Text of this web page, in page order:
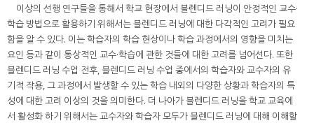
이상의 선행 연구들을 통해서 학교 현장에서 블렌디드 러닝이 안정적인 교수·
학습 방법으로 활용하기 위해서는 블렌디드 러닝에 대한 다각적인 고려가 필요
함을 알 수 있다. 이는 학습자의 학습 현상이나 학습 과정에서의 영향을 미치는
요인 등과 같이 통상적인 교수·학습에 관한 것들에 대한 고려를 넘어선다. 또한
블렌디드 러닝 수업 전후, 블렌디드 러닝 수업 중에서의 학습자와 교수자의 유
기적 작용, 그 과정에서 발생할 수 있는 학습 내외의 다양한 상황과 학습자의 특
성에 대한 고려 이상의 것을 의미한다. 더 나아가 블렌디드 러닝을 학교 교육에
서 활성화 하기 위해서는 교수자와 학습자 모두가 블렌디드 러닝에 대해 이해할